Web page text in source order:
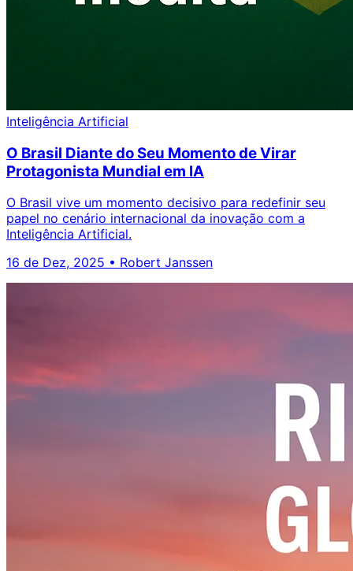
Inteligência Artificial
O Brasil Diante do Seu Momento de Virar
Protagonista Mundial em IA
O Brasil vive um momento decisivo para redefinir seu
papel no cenário internacional da inovação com a
Inteligência Artificial.
16 de Dez, 2025 • Robert Janssen